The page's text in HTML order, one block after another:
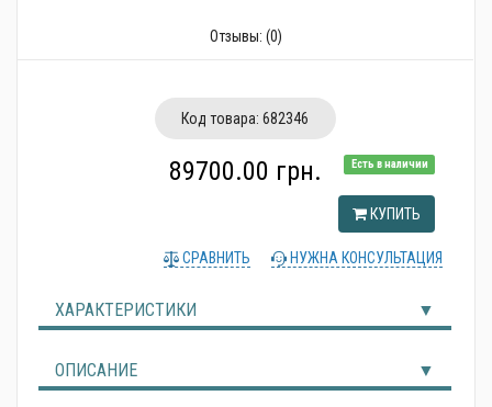
Отзывы: (0)
Код товара: 682346
Есть в наличии
89700.00 грн.
КУПИТЬ
СРАВНИТЬ НУЖНА КОНСУЛЬТАЦИЯ
ХАРАКТЕРИСТИКИ
ОПИСАНИЕ
Альтернативные источники энергии